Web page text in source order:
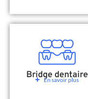
Bridge dentaire
En savoir plus